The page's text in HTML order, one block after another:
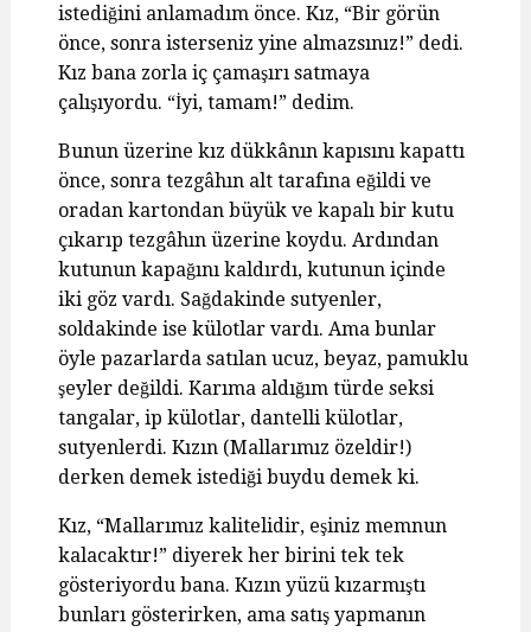
istediğini anlamadım önce. Kız, “Bir görün
önce, sonra isterseniz yine almazsınız!” dedi.
Kız bana zorla iç çamaşırı satmaya
çalışıyordu. “İyi, tamam!” dedim.
Bunun üzerine kız dükkânın kapısını kapattı
önce, sonra tezgâhın alt tarafına eğildi ve
oradan kartondan büyük ve kapalı bir kutu
çıkarıp tezgâhın üzerine koydu. Ardından
kutunun kapağını kaldırdı, kutunun içinde
iki göz vardı. Sağdakinde sutyenler,
soldakinde ise külotlar vardı. Ama bunlar
öyle pazarlarda satılan ucuz, beyaz, pamuklu
şeyler değildi. Karıma aldığım türde seksi
tangalar, ip külotlar, dantelli külotlar,
sutyenlerdi. Kızın (Mallarımız özeldir!)
derken demek istediği buydu demek ki.
Kız, “Mallarımız kalitelidir, eşiniz memnun
kalacaktır!” diyerek her birini tek tek
gösteriyordu bana. Kızın yüzü kızarmıştı
bunları gösterirken, ama satış yapmanın